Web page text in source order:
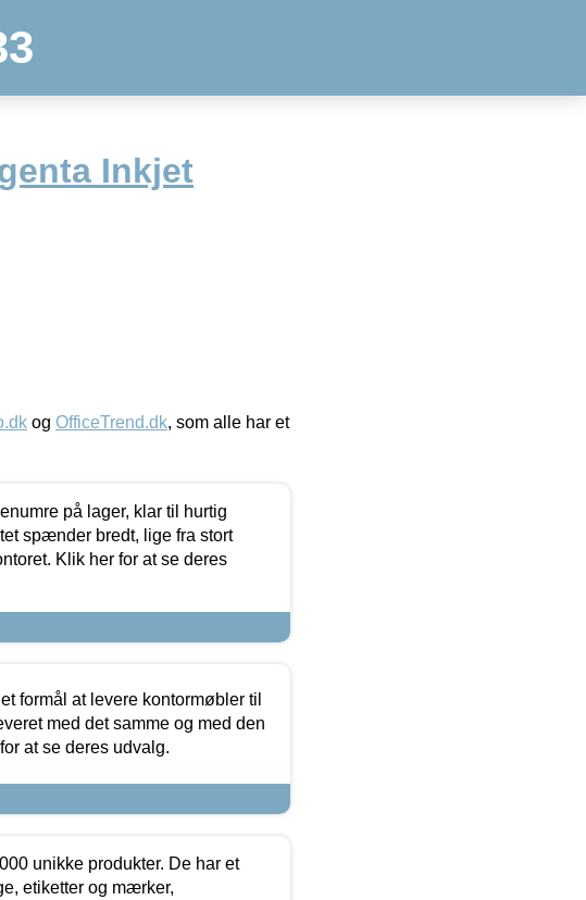
Inkjet
og OfficeTrend.dk, som alle har et
på lager, klar til hurtig
spænder bredt, lige fra stort
Klik her for at se deres
formål at levere kontormøbler til
med det samme og med den
at se deres udvalg.
unikke produkter. De har et
etiketter og mærker,